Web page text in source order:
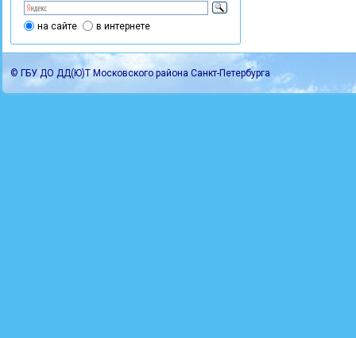
на сайте в интернете
© ГБУ ДО ДД(Ю)Т Московского района Санкт-Петербурга